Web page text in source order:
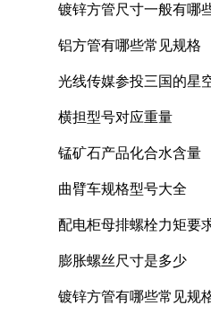
镀锌方管尺寸一般有哪
铝方管有哪些常见规格
光线传媒参投三国的星
横担型号对应重量
锰矿石产品化合水含量
曲臂车规格型号大全
配电柜母排螺栓力矩要
膨胀螺丝尺寸是多少
镀锌方管有哪些常见规